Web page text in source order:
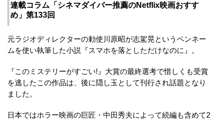
連載コラム「シネマダイバー推薦のNetflix映画おすす
め」第133回
元ラジオディレクターの勅使川原昭が志駕晃というペンネー
ムを使い執筆した小説『スマホを落としただけなのに』。
『このミステリーがすごい!』大賞の最終選考で惜しくも受賞
を逃したこの作品は、後に隠し玉として刊行され話題となり
ました。
日本ではホラー映画の巨匠・中田秀夫によって続編も含めて2